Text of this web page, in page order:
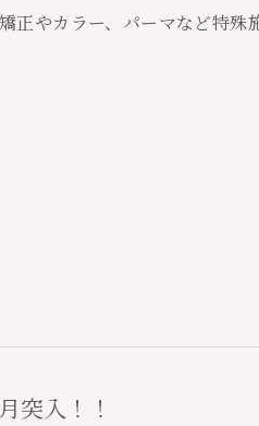
正やカラー、パーマなど特
突入！！